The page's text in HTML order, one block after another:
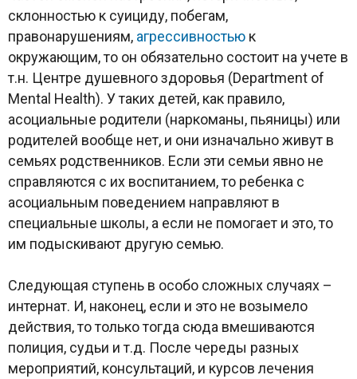
склонностью к суициду, побегам,
правонарушениям, агрессивностью к
окружающим, то он обязательно состоит на учете в
т.н. Центре душевного здоровья (Department of
Mental Health). У таких детей, как правило,
асоциальные родители (наркоманы, пьяницы) или
родителей вообще нет, и они изначально живут в
семьях родственников. Если эти семьи явно не
справляются с их воспитанием, то ребенка с
асоциальным поведением направляют в
специальные школы, а если не помогает и это, то
им подыскивают другую семью.
Следующая ступень в особо сложных случаях –
интернат. И, наконец, если и это не возымело
действия, то только тогда сюда вмешиваются
полиция, судьи и т.д. После череды разных
мероприятий, консультаций, и курсов лечения